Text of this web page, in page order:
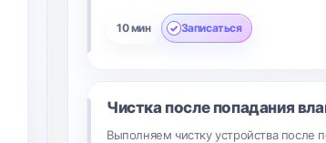
10 мин Записаться
Чистка после попадания
Выполняем чистку устройства после